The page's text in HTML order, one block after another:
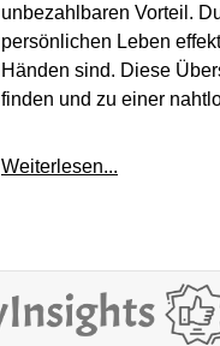
unbezahlbaren Vorteil.
persönlichen Leben
Händen sind. Diese
finden und zu einer
Weiterlesen...